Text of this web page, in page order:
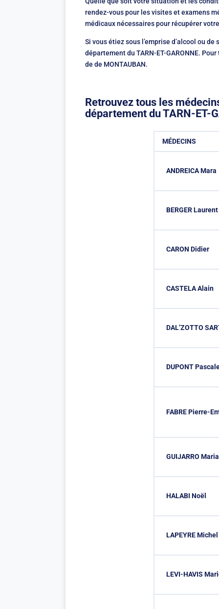
rendez-vous pour les visites et examens
médicaux nécessaires pour récupérer
Si vous étiez sous l’emprise d’alcool ou
département du TARN-ET-GARONNE.
de de MONTAUBAN.
Retrouvez tous les
département du TARN-ET-
MÉDECINS
ANDREICA Mara
BERGER Laurent
CARON Didier
CASTELA Alain
DAL’ZOTTO
DUPONT
FABRE Pierre-
GUIJARRO Maria
HALABI Noël
LAPEYRE Michel
LEVI-HAVIS